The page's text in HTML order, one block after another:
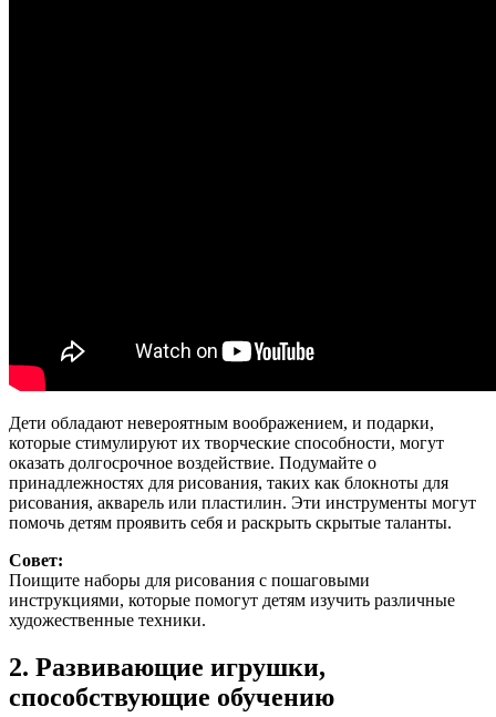
Дети обладают невероятным воображением, и подарки,
которые стимулируют их творческие способности, могут
оказать долгосрочное воздействие. Подумайте о
принадлежностях для рисования, таких как блокноты для
рисования, акварель или пластилин. Эти инструменты могут
помочь детям проявить себя и раскрыть скрытые таланты.
Совет:
Поищите наборы для рисования с пошаговыми
инструкциями, которые помогут детям изучить различные
художественные техники.
2. Развивающие игрушки,
способствующие обучению